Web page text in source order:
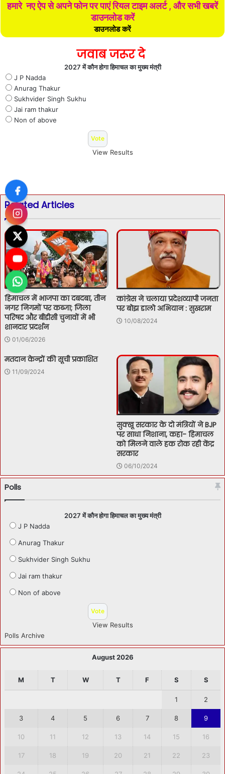
हमारे नए ऐप से अपने फोन पर पाएं रियल टाइम अलर्ट , और सभी खबरें
डाउनलोड करें
डाउनलोड करें
जवाब जरूर दे
2027 में कौन होगा हिमाचल का मुख्य मंत्री
J P Nadda
Anurag Thakur
Sukhvider Singh Sukhu
Jai ram thakur
Non of above
View Results
Related Articles
हिमाचल में भाजपा का दबदबा, तीन
नगर निगमों पर कब्जा; जिला
परिषद और बीडीसी चुनावों में भी
शानदार प्रदर्शन
01/06/2026
कांग्रेस ने चलाया प्रदेशव्यापी जनता
पर बोझ डालो अभियान : सुखराम
10/08/2024
मतदान केन्द्रों की सूची प्रकाशित
11/09/2024
सुक्खू सरकार के दो मंत्रियों ने BJP
पर साधा निशाना, कहा- हिमाचल
को मिलने वाले हक रोक रही केंद्र
सरकार
06/10/2024
Polls
2027 में कौन होगा हिमाचल का मुख्य मंत्री
J P Nadda
Anurag Thakur
Sukhvider Singh Sukhu
Jai ram thakur
Non of above
View Results
Polls Archive
August 2026
M T W T F S S
1 2
3 4 5 6 7 8 9
10 11 12 13 14 15 16
17 18 19 20 21 22 23